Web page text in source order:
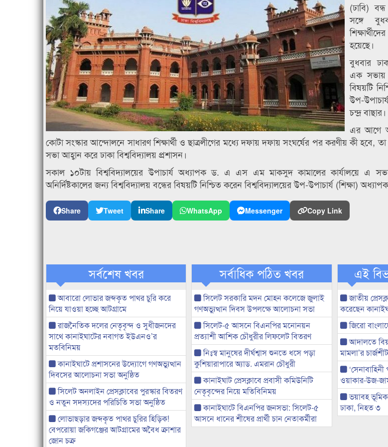
(ঢাবি)
সঙ্গে
হয়েছে।
বুধবার
এক সভায়
বিষয়টি
উপ-
চন্দ্র বাছার।
এর আগে
কোটা সংস্কার আন্দোলনে সাধারণ শিক্ষার্থী ও ছাত্রলীগের মধ্যে দফায় দফায় সংঘর্ষের পর করণীয় কী হবে,
সভা আহ্বান করে ঢাকা বিশ্ববিদ্যালয় প্রশাসন।
সকাল ১০টায় বিশ্ববিদ্যালয়ের উপাচার্য অধ্যাপক ড. এ এস এম মাকসুদ কামালের কার্যালয়ে এ
অনির্দিষ্টকালের জন্য বিশ্ববিদ্যালয় বন্ধের বিষয়টি নিশ্চিত করেন বিশ্ববিদ্যালয়ের উপ-উপাচার্য (শিক্ষা)
Share Tweet Share WhatsApp Messenger Copy Link
সর্বশেষ খবর
আবারো লোভার জব্দকৃত পাথর চুরি করে
নিয়ে যাওয়া হচ্ছে আটগ্রামে
রাজনৈতিক দলের নেতৃবৃন্দ ও সুধীজনদের
সাথে কানাইঘাটের নবাগত ইউএনও’র
মতবিনিময়
কানাইঘাটে প্রশাসনের উদ্যোগে গণঅভ্যুত্থান
দিবসের আলোচনা সভা অনুষ্ঠিত
সিলেট অনলাইন প্রেসক্লাবের পুরস্কার বিতরণ
ও নতুন সদস্যদের পরিচিতি সভা অনুষ্ঠিত
লোভাছড়ার জব্দকৃত পাথর চুরির হিড়িক!
বেপরোয়া জকিগঞ্জের আটগ্রামের অবৈধ ক্রাশার
জোন চক্র
সর্বাধিক পঠিত খবর
সিলেট সরকারি মদন মোহন কলেজে জুলাই
গণঅভ্যুত্থান দিবস উপলক্ষে আলোচনা সভা
সিলেট-৫ আসনে বিএনপির মনোনয়ন
প্রত্যাশী আশিক চৌধুরীর লিফলেট বিতরণ
নিঃস্ব মানুষের দীর্ঘশ্বাস শুনতে ধসে পড়া
কুশিয়ারাপারে অ্যাড. এমরান চৌধুরী
কানাইঘাট প্রেসক্লাবে প্রবাসী কমিউনিটি
নেতৃবৃন্দের নিয়ে মতিবিনিময়
কানাইঘাটে বিএনপির জনসভা: সিলেট-৫
আসনে ধানের শীষের প্রার্থী চান নেতাকর্মীরা
এই
জাতীয়
করেছেন
জিরো
আদালতে
মামলা’র
ওয়াকার-উজ-
ভয়াবহ
ঢাকা, নিহত ৩